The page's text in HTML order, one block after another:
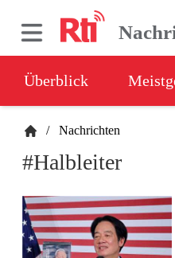
Überblick
/ Nachrichten
#Halbleiter